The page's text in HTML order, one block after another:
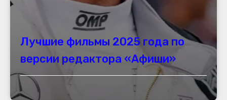
Лучшие фильмы 2025 года по
версии редактора «Афиши»